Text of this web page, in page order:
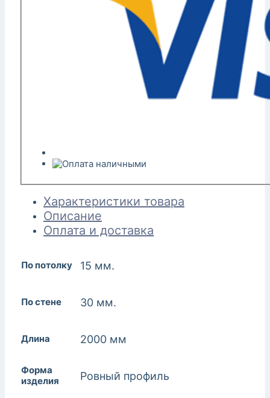
Характеристики товара
Описание
Оплата и доставка
По потолку 15 мм.
По стене 30 мм.
Длина 2000 мм
Форма
изделия
Ровный профиль